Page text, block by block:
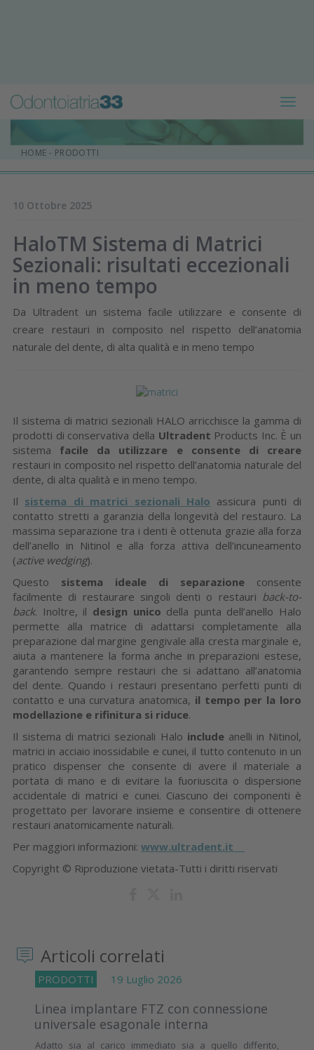
HOME - PRODOTTI
10 Ottobre 2025
HaloTM Sistema di Matrici
Sezionali: risultati eccezionali
in meno tempo
Da Ultradent un sistema facile utilizzare e consente di
creare restauri in composito nel rispetto dell’anatomia
naturale del dente, di alta qualità e in meno tempo
Il sistema di matrici sezionali HALO arricchisce la gamma di
prodotti di conservativa della Ultradent Products Inc. È un
sistema facile da utilizzare e consente di creare
restauri in composito nel rispetto dell’anatomia naturale del
dente, di alta qualità e in meno tempo.
Il sistema di matrici sezionali Halo assicura punti di
contatto stretti a garanzia della longevità del restauro. La
massima separazione tra i denti è ottenuta grazie alla forza
dell’anello in Nitinol e alla forza attiva dell’incuneamento
(active wedging).
Questo sistema ideale di separazione consente
facilmente di restaurare singoli denti o restauri back-to-
back. Inoltre, il design unico della punta dell’anello Halo
permette alla matrice di adattarsi completamente alla
preparazione dal margine gengivale alla cresta marginale e,
aiuta a mantenere la forma anche in preparazioni estese,
garantendo sempre restauri che si adattano all’anatomia
del dente. Quando i restauri presentano perfetti punti di
contatto e una curvatura anatomica, il tempo per la loro
modellazione e rifinitura si riduce.
Il sistema di matrici sezionali Halo includeanelli in Nitinol,
matrici in acciaio inossidabile e cunei, il tutto contenuto in un
pratico dispenser che consente di avere il materiale a
portata di mano e di evitare la fuoriuscita o dispersione
accidentale di matrici e cunei. Ciascuno dei componenti è
progettato per lavorare insieme e consentire di ottenere
restauri anatomicamente naturali.
Per maggiori informazioni: www.ultradent.it
Copyright © Riproduzione vietata-Tutti i diritti riservati
Articoli correlati
PRODOTTI 19 Luglio 2026
Linea implantare FTZ con connessione
universale esagonale interna
Adatto sia al carico immediato sia a quello differito,